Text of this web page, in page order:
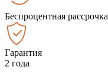
Беспроцентная рассрочка
Гарантия
2 года